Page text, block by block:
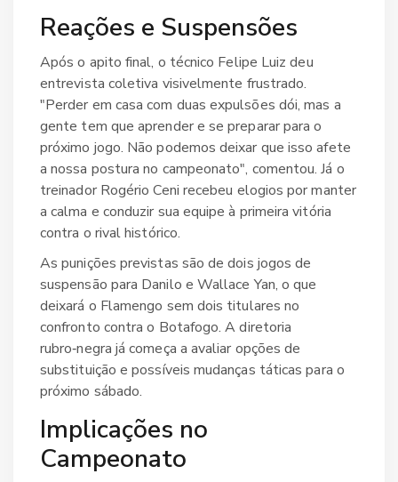
Reações e Suspensões
Após o apito final, o técnico Felipe Luiz deu
entrevista coletiva visivelmente frustrado.
"Perder em casa com duas expulsões dói, mas a
gente tem que aprender e se preparar para o
próximo jogo. Não podemos deixar que isso afete
a nossa postura no campeonato", comentou. Já o
treinador Rogério Ceni recebeu elogios por manter
a calma e conduzir sua equipe à primeira vitória
contra o rival histórico.
As punições previstas são de dois jogos de
suspensão para Danilo e Wallace Yan, o que
deixará o Flamengo sem dois titulares no
confronto contra o Botafogo. A diretoria
rubro‑negra já começa a avaliar opções de
substituição e possíveis mudanças táticas para o
próximo sábado.
Implicações no
Campeonato